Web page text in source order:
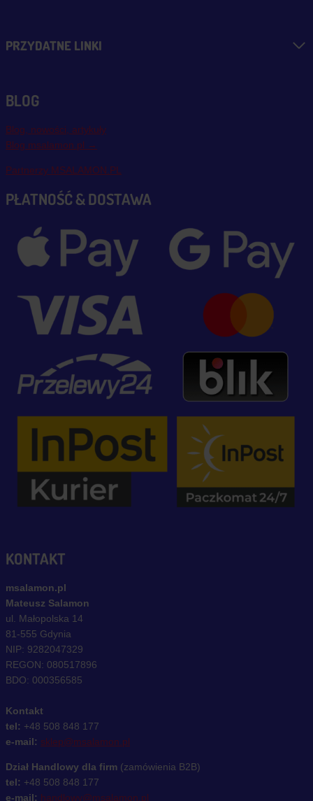
PRZYDATNE LINKI
BLOG
Blog, nowości, artykuły
Blog msalamon.pl →
Partnerzy MSALAMON.PL
PŁATNOŚĆ & DOSTAWA
KONTAKT
msalamon.pl
Mateusz Salamon
ul. Małopolska 14
81-555 Gdynia
NIP: 9282047329
REGON: 080517896
BDO: 000356585
Kontakt
tel: +48 508 848 177
e-mail: sklep@msalamon.pl
Dział Handlowy dla firm (zamówienia B2B)
tel: +48 508 848 177
e-mail: handlowy@msalamon.pl